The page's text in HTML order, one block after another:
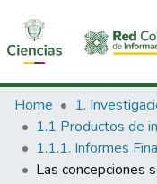
Communities &
All of DSpace
Statistics
Home